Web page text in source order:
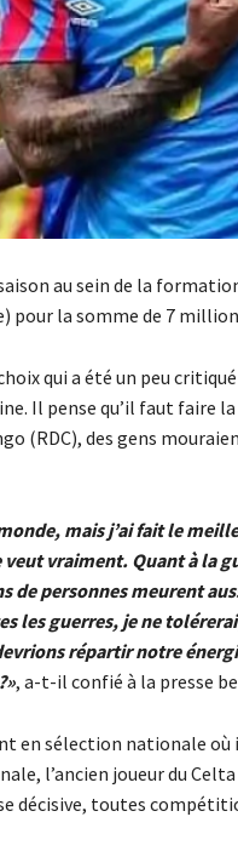
au sein de la
pour la somme de 7
qui a été un peu
Il pense qu’il faut faire
(RDC), des gens
mais j’ai fait le
vraiment. Quant à la
de personnes meurent
les guerres, je ne
répartir notre
, a-t-il confié à la presse
en sélection nationale où
l’ancien joueur du
décisive, toutes